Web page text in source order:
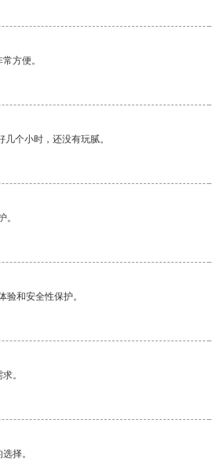
方便。
个小时，还没有玩腻。
。
和安全性保护。
。
择。